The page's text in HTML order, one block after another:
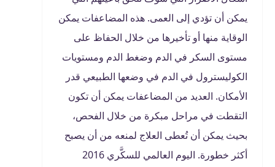
يمكن أن تؤدي إلى العمى. هذه المضاعفات يمكن
الوقاية منها أو تأخيرها من خلال الحفاظ على
مستوى السكر في الدم وضغط الدم ومستويات
الكوليسترول في الدم في وضعها الطبيعي قدر
الأمكان. العديد من المضاعفات يمكن أن تكون
التقطت في مراحل مبكرة من خلال الفحص،
بحيث يمكن أن تُعطى العلاج لمنعه من أن يصبح
أكثر خطورة. اليوم العالمي للسكَّري 2016